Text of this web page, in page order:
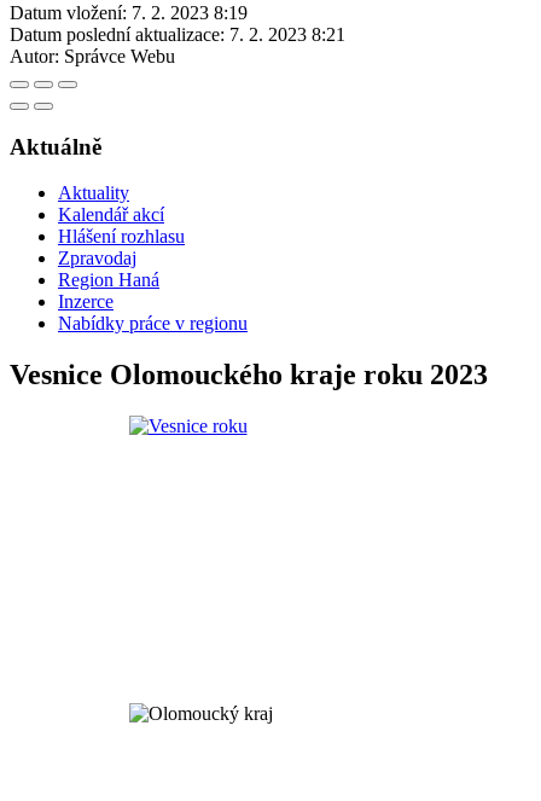
Datum vložení: 7. 2. 2023 8:19
Datum poslední aktualizace: 7. 2. 2023 8:21
Autor: Správce Webu
Aktuálně
Aktuality
Kalendář akcí
Hlášení rozhlasu
Zpravodaj
Region Haná
Inzerce
Nabídky práce v regionu
Vesnice Olomouckého kraje roku 2023